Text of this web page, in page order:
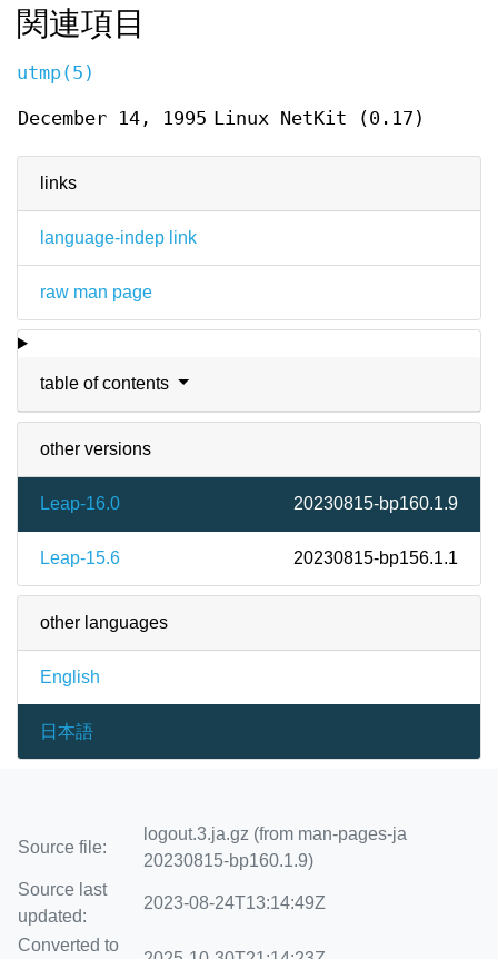
links
language-indep link
raw man page
table of contents
other versions
Leap-16.0 20230815-bp160.1.9
Leap-15.6 20230815-bp156.1.1
other languages
English
日本語
関連項目
utmp(5)
December 14, 1995 Linux NetKit (0.17)
Source file:
logout.3.ja.gz (from man-pages-ja
20230815-bp160.1.9)
Source last
updated:
2023-08-24T13:14:49Z
Converted to